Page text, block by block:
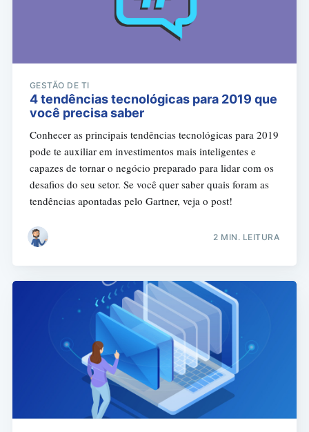
GESTÃO DE TI
4 tendências tecnológicas para 2019 que
você precisa saber
Conhecer as principais tendências tecnológicas para 2019
pode te auxiliar em investimentos mais inteligentes e
capazes de tornar o negócio preparado para lidar com os
desafios do seu setor. Se você quer saber quais foram as
tendências apontadas pelo Gartner, veja o post!
2 MIN. LEITURA